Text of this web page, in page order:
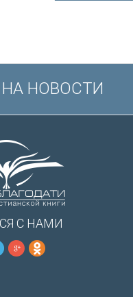
НОВОСТИ
С НАМИ